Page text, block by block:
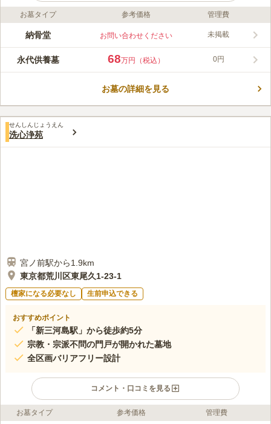
ライフドット編集部のコメント
華蔵院は江戸時代初期に創建され、江戸中期に現在の荒川区東尾
ん）の別院として建てられ、境内には中世の貴重な石塔が数多く
残り、長い歴史を今に伝えています。江戸時代末期からは寺子屋
域の教育に貢献してきました。現在では、月に一度の「写仏の
にしながら、静かに佇むお寺として、多くの方々の心の拠りどこ
ろとなっています。
この霊園はまだ誰からも評価されていません。
お墓タイプ 参考価格 管理費
納骨堂 お問い合わせください 未掲載
永代供養墓 68万円（税込） 0円
お墓の詳細を見る
せんしんじょうえん
洗心浄苑
宮ノ前駅から1.9km
東京都荒川区東尾久1-23-1
檀家になる必要なし 生前申込できる
おすすめポイント
「新三河島駅」から徒歩約5分
宗教・宗派不問の門戸が開かれた墓地
全区画バリアフリー設計
コメント・口コミを見る
ライフドット編集部のコメント
お墓タイプ 参考価格 管理費